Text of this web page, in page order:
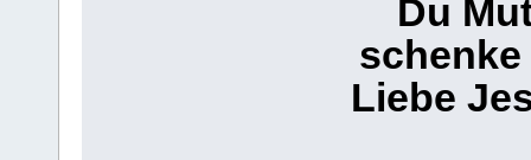
Du
schenke
Liebe